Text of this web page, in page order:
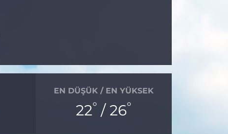
EN DÜŞÜK / EN YÜKSEK
22° / 26°